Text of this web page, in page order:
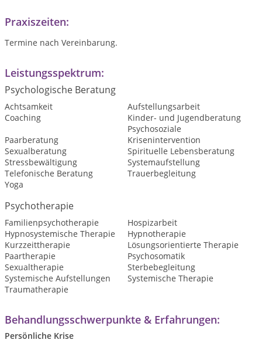
Praxiszeiten:
Termine nach Vereinbarung.
Leistungsspektrum:
Psychologische Beratung
Achtsamkeit
Aufstellungsarbeit
Coaching
Kinder- und Jugendberatung
Paarberatung
Psychosoziale
Krisenintervention
Sexualberatung
Spirituelle Lebensberatung
Stressbewältigung
Systemaufstellung
Telefonische Beratung
Trauerbegleitung
Yoga
Psychotherapie
Familienpsychotherapie
Hospizarbeit
Hypnosystemische Therapie
Hypnotherapie
Kurzzeittherapie
Lösungsorientierte Therapie
Paartherapie
Psychosomatik
Sexualtherapie
Sterbebegleitung
Systemische Aufstellungen
Systemische Therapie
Traumatherapie
Behandlungsschwerpunkte & Erfahrungen:
Persönliche Krise